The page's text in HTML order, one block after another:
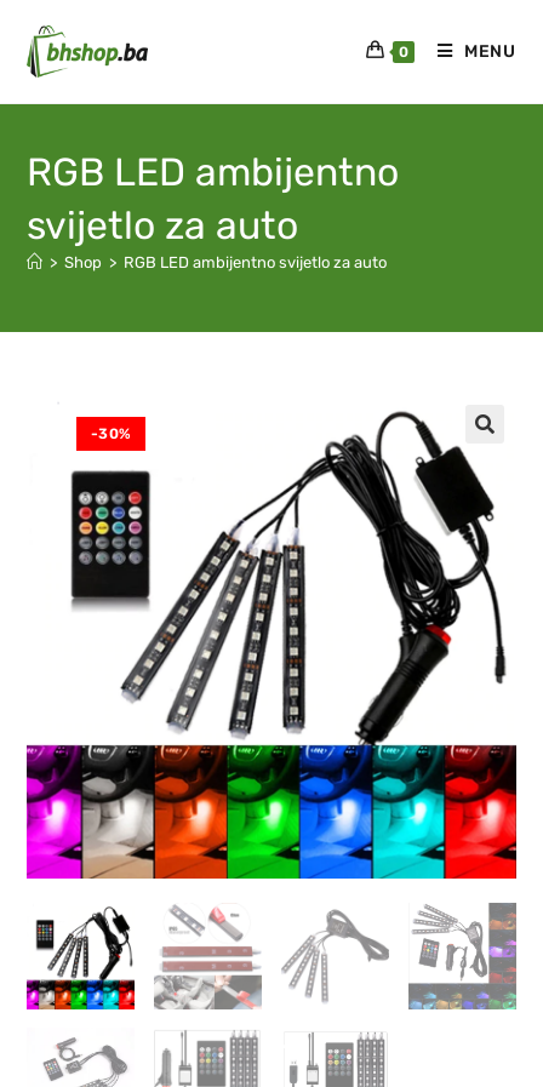
0 MENU
RGB LED ambijentno
svijetlo za auto
> Shop > RGB LED ambijentno svijetlo za auto
-30%